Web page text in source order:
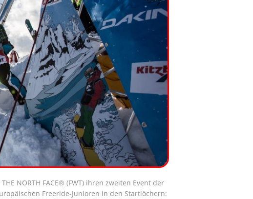
NORTH FACE® (FWT) ihren zweiten Event der
Freeride-Junioren in den Startlöchern: